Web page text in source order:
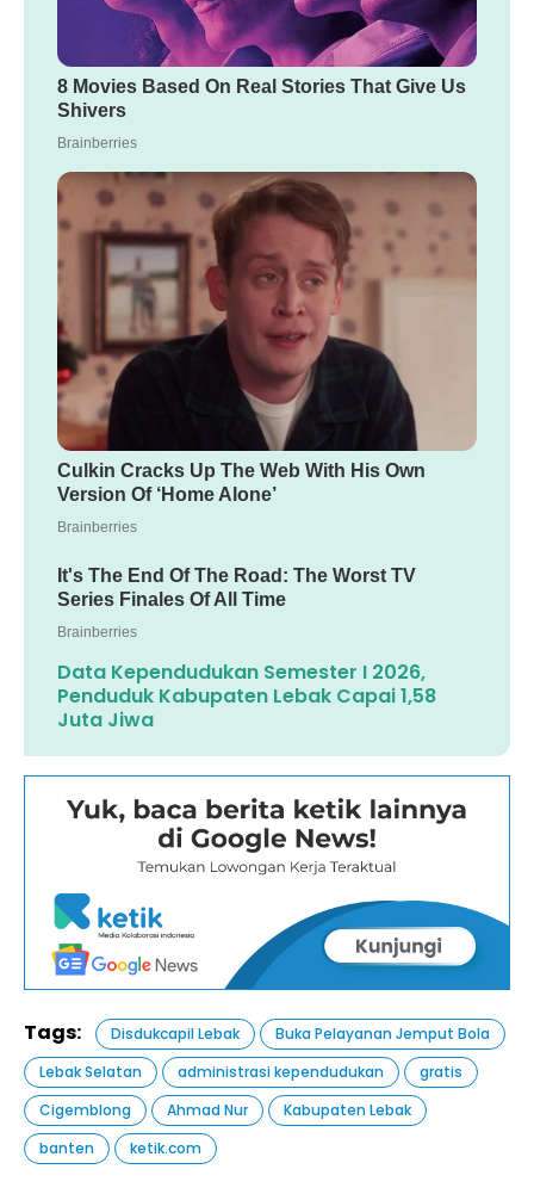
Data Kependudukan Semester I 2026,
Penduduk Kabupaten Lebak Capai 1,58
Juta Jiwa
Tags: Disdukcapil Lebak
Buka Pelayanan Jemput Bola
Lebak Selatan
administrasi kependudukan
gratis
Cigemblong
Ahmad Nur
Kabupaten Lebak
banten
ketik.com